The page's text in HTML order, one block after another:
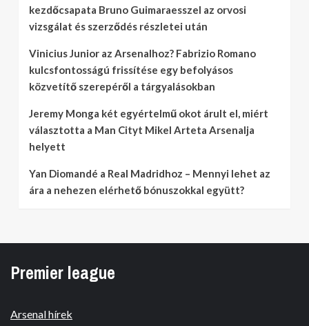
kezdőcsapata Bruno Guimaraesszel az orvosi
vizsgálat és szerződés részletei után
Vinicius Junior az Arsenalhoz? Fabrizio Romano
kulcsfontosságú frissítése egy befolyásos
közvetítő szerepéről a tárgyalásokban
Jeremy Monga két egyértelmű okot árult el, miért
választotta a Man Cityt Mikel Arteta Arsenalja
helyett
Yan Diomandé a Real Madridhoz – Mennyi lehet az
ára a nehezen elérhető bónuszokkal együtt?
Premier league
Arsenal hírek